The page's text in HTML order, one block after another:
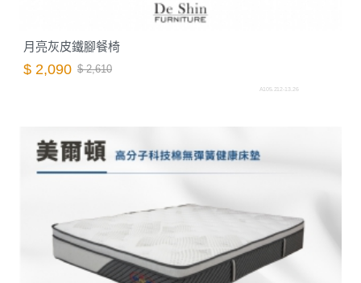
月亮灰皮鐵腳餐椅
$ 2,090 $ 2,610
A105.212-13.26